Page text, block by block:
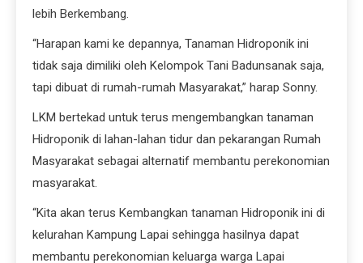
lebih Berkembang.
“Harapan kami ke depannya, Tanaman Hidroponik ini
tidak saja dimiliki oleh Kelompok Tani Badunsanak saja,
tapi dibuat di rumah-rumah Masyarakat,” harap Sonny.
LKM bertekad untuk terus mengembangkan tanaman
Hidroponik di lahan-lahan tidur dan pekarangan Rumah
Masyarakat sebagai alternatif membantu perekonomian
masyarakat.
“Kita akan terus Kembangkan tanaman Hidroponik ini di
kelurahan Kampung Lapai sehingga hasilnya dapat
membantu perekonomian keluarga warga Lapai